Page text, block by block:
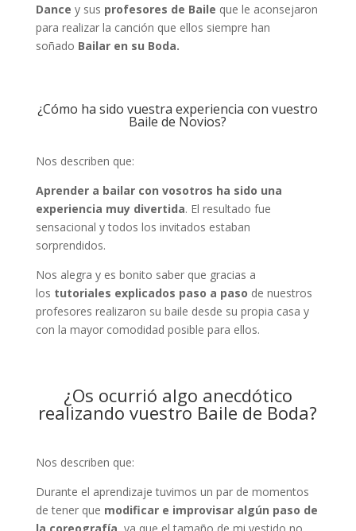
Dance y sus profesores de Baile que le aconsejaron
para realizar la canción que ellos siempre han
soñado Bailar en su Boda.
¿Cómo ha sido vuestra experiencia con vuestro
Baile de Novios?
Nos describen que:
Aprender a bailar con vosotros ha sido una
experiencia muy divertida. El resultado fue
sensacional y todos los invitados estaban
sorprendidos.
Nos alegra y es bonito saber que gracias a
los tutoriales explicados paso a paso de nuestros
profesores realizaron su baile desde su propia casa y
con la mayor comodidad posible para ellos.
¿Os ocurrió algo anecdótico
realizando vuestro Baile de Boda?
Nos describen que:
Durante el aprendizaje tuvimos un par de momentos
de tener que modificar e improvisar algún paso de